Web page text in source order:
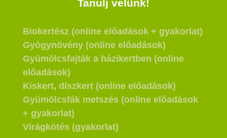
Tanulj velünk!
Biokertész (online előadások + gyakorlat)
Gyógynövény (online előadások)
Gyümölcsfajták a házikertben (online
előadások)
Kiskert, díszkert (online előadások)
Gyümölcsfák metszés (online előadások
+ gyakorlat)
Virágkötés (gyakorlat)